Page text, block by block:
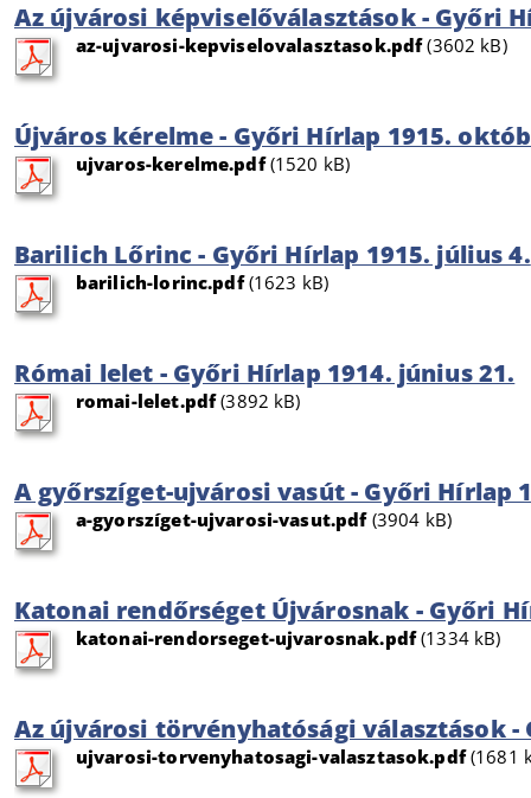
Az újvárosi képviselőválasztások - Győri
az-ujvarosi-kepviselovalasztasok.pdf(3602 kB)
Újváros kérelme - Győri Hírlap 1915.
ujvaros-kerelme.pdf(1520 kB)
Barilich Lőrinc - Győri Hírlap 1915. július 4.
barilich-lorinc.pdf(1623 kB)
Római lelet - Győri Hírlap 1914. június 21.
romai-lelet.pdf(3892 kB)
A győrszíget-ujvárosi vasút - Győri Hírlap
a-gyorszíget-ujvarosi-vasut.pdf(3904 kB)
Katonai rendőrséget Újvárosnak - Győri
katonai-rendorseget-ujvarosnak.pdf(1334 kB)
Az újvárosi törvényhatósági választások -
ujvarosi-torvenyhatosagi-valasztasok.pdf(1681